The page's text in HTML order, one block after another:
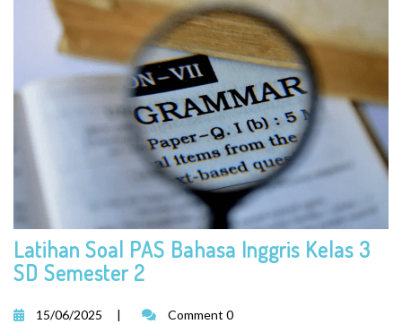
Latihan Soal PAS Bahasa Inggris Kelas 3
SD Semester 2
15/06/2025 | Comment 0